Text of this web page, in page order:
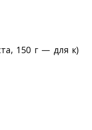
150 г — для к)